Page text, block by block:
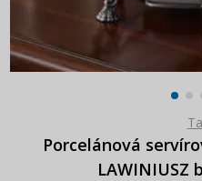
Porcelánová
LAWINIUSZ